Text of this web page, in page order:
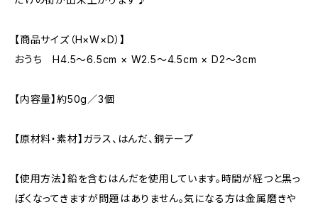
【商品サイズ（H×W×D）】
おうち H4.5～6.5cm × W2.5～4.5cm × D2～3cm
【内容量】約50g／3個
【原材料・素材】ガラス、はんだ、銅テープ
【使用方法】鉛を含むはんだを使用しています。時間が経つと黒っ
ぽくなってきますが問題はありません。気になる方は金属磨きや